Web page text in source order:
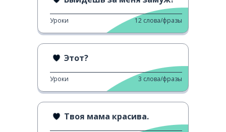
Уроки 12 слова/фразы
Этот?
Уроки 3 слова/фразы
Твоя мама красива.